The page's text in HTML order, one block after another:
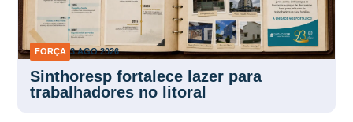
FORÇA 3 AGO 2026
Sinthoresp fortalece lazer para
trabalhadores no litoral